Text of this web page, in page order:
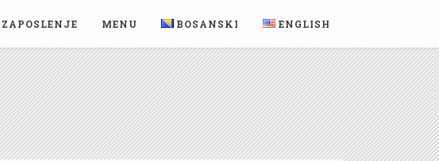
ZAPOSLENJE MENU BOSANSKI ENGLISH